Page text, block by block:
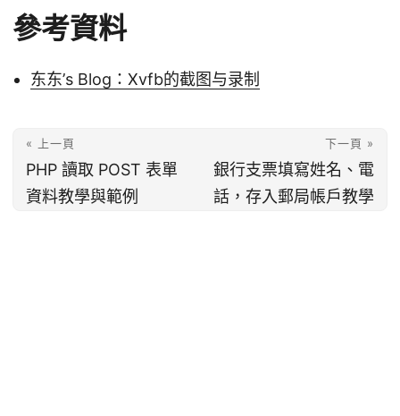
參考資料
东东’s Blog：Xvfb的截图与录制
« 上一頁
PHP 讀取 POST 表單
資料教學與範例
下一頁 »
銀行支票填寫姓名、電
話，存入郵局帳戶教學